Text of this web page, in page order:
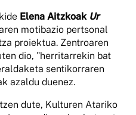
Elena Aitzkoak Ur
motibazio pertsonal
proiektua. Zentroaren
dio, "herritarrekin bat
sentikorraren
azaldu duenez.
dute, Kulturen Atariko